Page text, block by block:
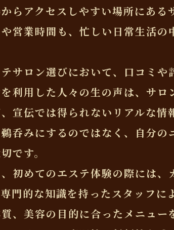
らアクセスしやすい場所にあ
営業時間も、忙しい日常生活
サロン選びにおいて、口コミ
利用した人々の生の声は、サ
宣伝では得られないリアルな
呑みにするのではなく、自分
です。
初めてのエステ体験の際には
門的な知識を持ったスタッフ
、美容の目的に合ったメニュ